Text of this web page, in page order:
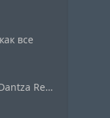
все
Инея (Makina Dantza Remix)